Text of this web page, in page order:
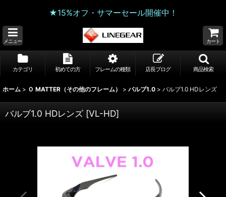
★15%オフ・サマーセール開催中！
メニュー カート
カテゴリ 初めての方 フレームの種類 店長ブログ 商品検索
ホーム > Ｏ MATTER（その他のフレーム） > バルブ1.0 > バルブ1.0 HDレンズ
バルブ1.0 HDレンズ [VL-HD]